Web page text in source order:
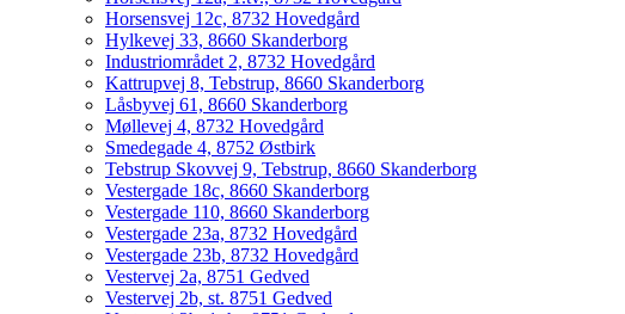
Horsensvej 12c, 8732 Hovedgård
Hylkevej 33, 8660 Skanderborg
Industriområdet 2, 8732 Hovedgård
Kattrupvej 8, Tebstrup, 8660 Skanderborg
Låsbyvej 61, 8660 Skanderborg
Møllevej 4, 8732 Hovedgård
Smedegade 4, 8752 Østbirk
Tebstrup Skovvej 9, Tebstrup, 8660 Skanderborg
Vestergade 18c, 8660 Skanderborg
Vestergade 110, 8660 Skanderborg
Vestergade 23a, 8732 Hovedgård
Vestergade 23b, 8732 Hovedgård
Vestervej 2a, 8751 Gedved
Vestervej 2b, st. 8751 Gedved